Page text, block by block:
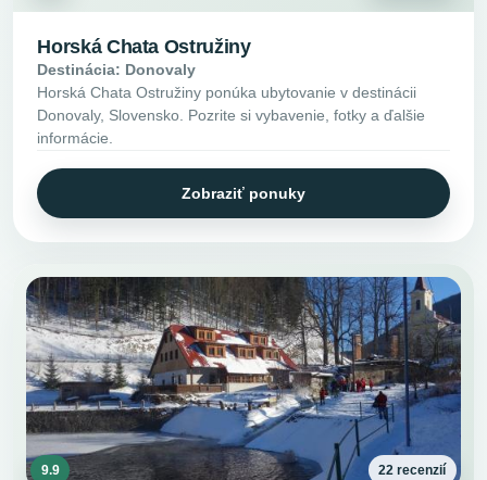
Horská Chata Ostružiny
Destinácia: Donovaly
Horská Chata Ostružiny ponúka ubytovanie v destinácii
Donovaly, Slovensko. Pozrite si vybavenie, fotky a ďalšie
informácie.
Zobraziť ponuky
9.9 22 recenzií